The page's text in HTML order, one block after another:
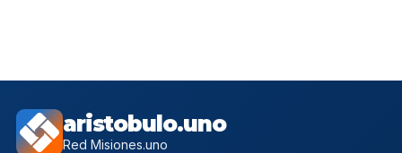
aristobulo.uno
Red Misiones.uno